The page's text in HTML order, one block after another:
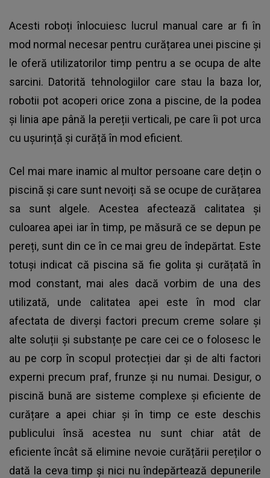
Acesti roboți înlocuiesc lucrul manual care ar fi în
mod normal necesar pentru curățarea unei piscine și
le oferă utilizatorilor timp pentru a se ocupa de alte
sarcini. Datorită tehnologiilor care stau la baza lor,
robotii pot acoperi orice zona a piscine, de la podea
și linia ape până la pereții verticali, pe care îi pot urca
cu ușurință și curăță în mod eficient.
Cel mai mare inamic al multor persoane care dețin o
piscină și care sunt nevoiți să se ocupe de curățarea
sa sunt algele. Acestea afectează calitatea și
culoarea apei iar în timp, pe măsură ce se depun pe
pereți, sunt din ce în ce mai greu de îndepărtat. Este
totuși indicat că piscina să fie golita și curățată în
mod constant, mai ales dacă vorbim de una des
utilizată, unde calitatea apei este în mod clar
afectata de diverși factori precum creme solare și
alte soluții și substanțe pe care cei ce o folosesc le
au pe corp în scopul protecției dar și de alti factori
experni precum praf, frunze și nu numai. Desigur, o
piscină bună are sisteme complexe și eficiente de
curățare a apei chiar și în timp ce este deschis
publicului însă acestea nu sunt chiar atât de
eficiente încât să elimine nevoie curățării pereților o
dată la ceva timp și nici nu îndepărtează depunerile